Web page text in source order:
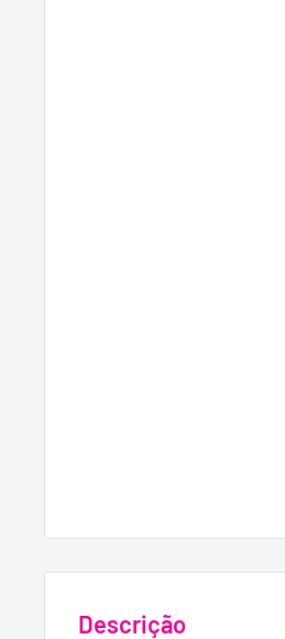
Descrição